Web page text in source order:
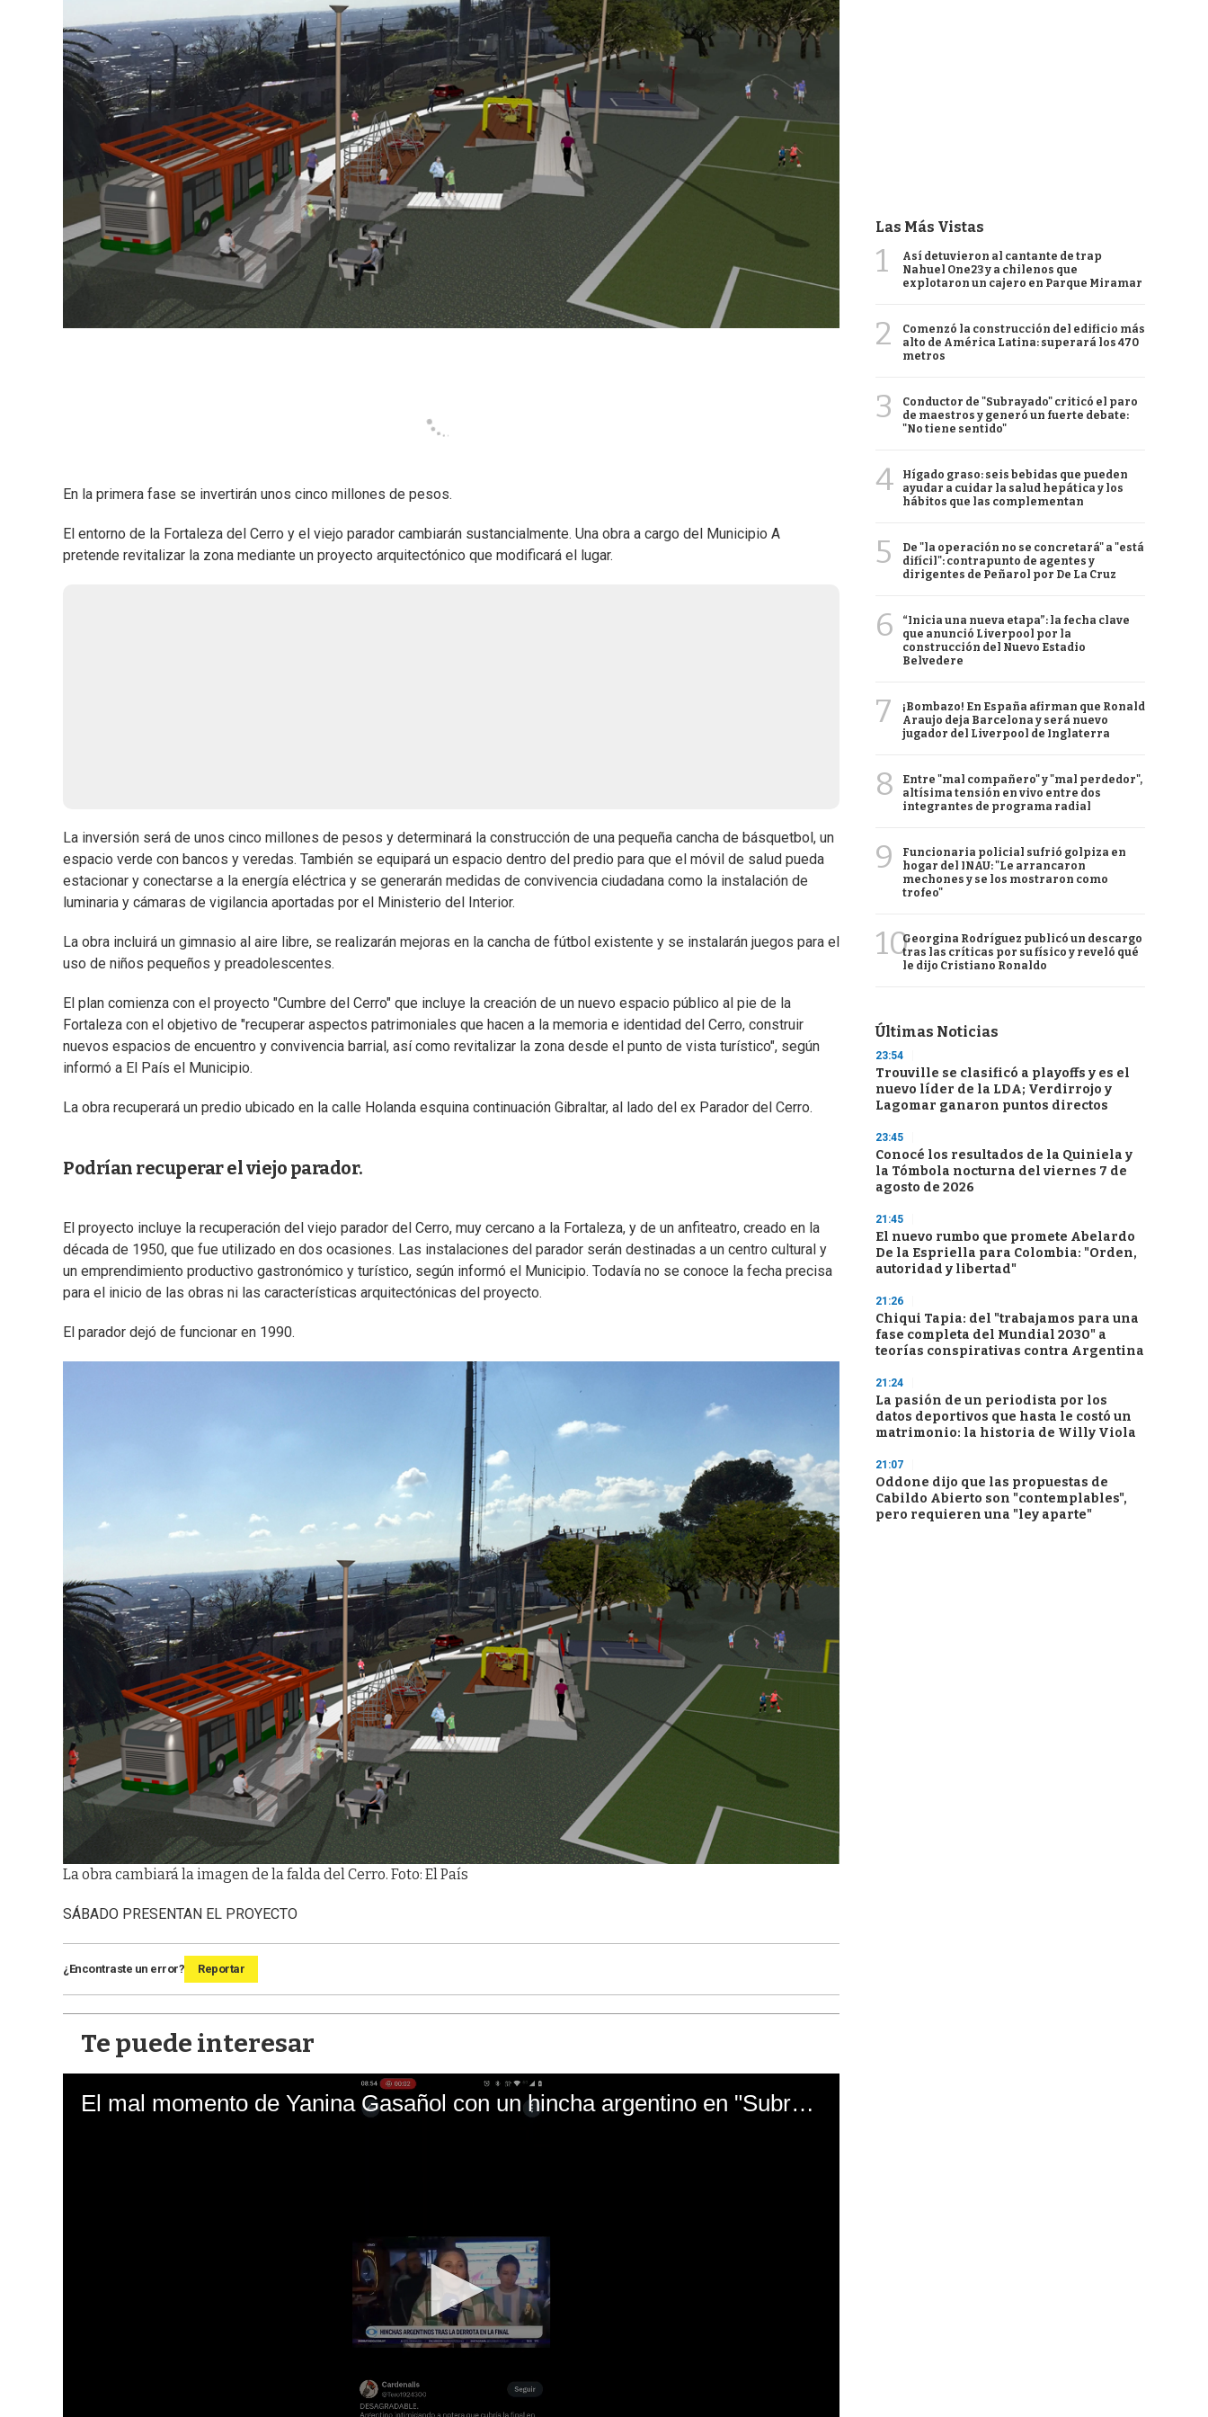
En la primera fase se invertirán unos cinco millones de pesos.
El entorno de la Fortaleza del Cerro y el viejo parador cambiarán sustancialmente. Una obra a cargo del Municipio A
pretende revitalizar la zona mediante un proyecto arquitectónico que modificará el lugar.
La inversión será de unos cinco millones de pesos y determinará la construcción de una pequeña cancha de básquetbol, un
espacio verde con bancos y veredas. También se equipará un espacio dentro del predio para que el móvil de salud pueda
estacionar y conectarse a la energía eléctrica y se generarán medidas de convivencia ciudadana como la instalación de
luminaria y cámaras de vigilancia aportadas por el Ministerio del Interior.
La obra incluirá un gimnasio al aire libre, se realizarán mejoras en la cancha de fútbol existente y se instalarán juegos para el
uso de niños pequeños y preadolescentes.
El plan comienza con el proyecto "Cumbre del Cerro" que incluye la creación de un nuevo espacio público al pie de la
Fortaleza con el objetivo de "recuperar aspectos patrimoniales que hacen a la memoria e identidad del Cerro, construir
nuevos espacios de encuentro y convivencia barrial, así como revitalizar la zona desde el punto de vista turístico", según
informó a El País el Municipio.
La obra recuperará un predio ubicado en la calle Holanda esquina continuación Gibraltar, al lado del ex Parador del Cerro.
Podrían recuperar el viejo parador.
El proyecto incluye la recuperación del viejo parador del Cerro, muy cercano a la Fortaleza, y de un anfiteatro, creado en la
década de 1950, que fue utilizado en dos ocasiones. Las instalaciones del parador serán destinadas a un centro cultural y
un emprendimiento productivo gastronómico y turístico, según informó el Municipio. Todavía no se conoce la fecha precisa
para el inicio de las obras ni las características arquitectónicas del proyecto.
El parador dejó de funcionar en 1990.
La obra cambiará la imagen de la falda del Cerro. Foto: El País
SÁBADO PRESENTAN EL PROYECTO
¿Encontraste un error? Reportar
Te puede interesar
El mal momento de Yanina Gasañol con un hincha argentino en "Subrayado"
Las Más Vistas
1
Así detuvieron al cantante de trap
Nahuel One23 y a chilenos que
explotaron un cajero en Parque Miramar
2
Comenzó la construcción del edificio más
alto de América Latina: superará los 470
metros
3
Conductor de "Subrayado" criticó el paro
de maestros y generó un fuerte debate:
"No tiene sentido"
4
Hígado graso: seis bebidas que pueden
ayudar a cuidar la salud hepática y los
hábitos que las complementan
5
De "la operación no se concretará" a "está
difícil": contrapunto de agentes y
dirigentes de Peñarol por De La Cruz
6
“Inicia una nueva etapa”: la fecha clave
que anunció Liverpool por la
construcción del Nuevo Estadio
Belvedere
7
¡Bombazo! En España afirman que Ronald
Araujo deja Barcelona y será nuevo
jugador del Liverpool de Inglaterra
8
Entre "mal compañero" y "mal perdedor",
altísima tensión en vivo entre dos
integrantes de programa radial
9
Funcionaria policial sufrió golpiza en
hogar del INAU: "Le arrancaron
mechones y se los mostraron como
trofeo"
10Georgina Rodríguez publicó un descargo
tras las críticas por su físico y reveló qué
le dijo Cristiano Ronaldo
Últimas Noticias
23:54
Trouville se clasificó a playoffs y es el
nuevo líder de la LDA; Verdirrojo y
Lagomar ganaron puntos directos
23:45
Conocé los resultados de la Quiniela y
la Tómbola nocturna del viernes 7 de
agosto de 2026
21:45
El nuevo rumbo que promete Abelardo
De la Espriella para Colombia: "Orden,
autoridad y libertad"
21:26
Chiqui Tapia: del "trabajamos para una
fase completa del Mundial 2030" a
teorías conspirativas contra Argentina
21:24
La pasión de un periodista por los
datos deportivos que hasta le costó un
matrimonio: la historia de Willy Viola
21:07
Oddone dijo que las propuestas de
Cabildo Abierto son "contemplables",
pero requieren una "ley aparte"